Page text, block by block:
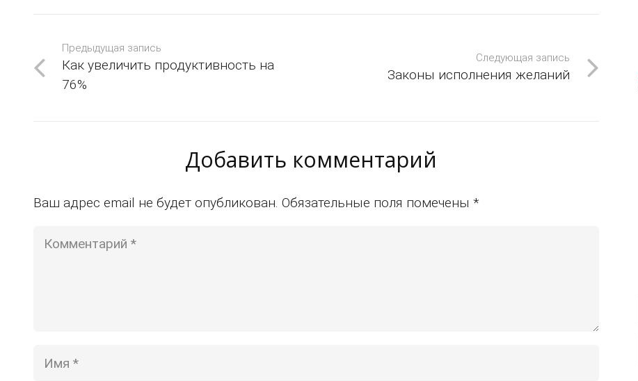
Предыдущая запись
Как увеличить продуктивность на
76%
Следующая запись
Законы исполнения желаний
Добавить комментарий
Ваш адрес email не будет опубликован. Обязательные поля помечены *